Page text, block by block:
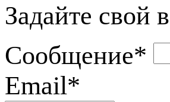
Задайте свой
Сообщение*
Email*